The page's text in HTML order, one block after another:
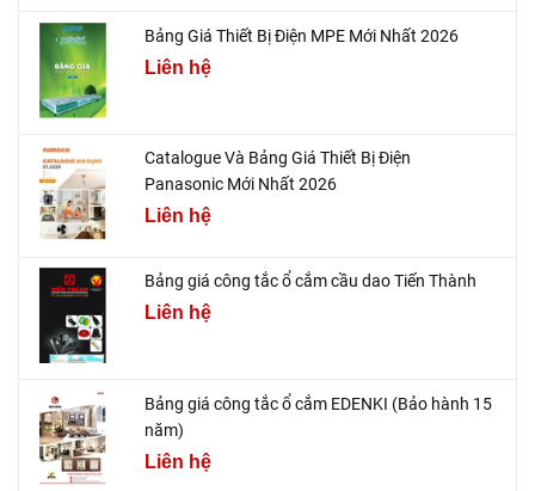
Bảng Giá Thiết Bị Điện MPE Mới Nhất 2026
Liên hệ
Catalogue Và Bảng Giá Thiết Bị Điện
Panasonic Mới Nhất 2026
Liên hệ
Bảng giá công tắc ổ cắm cầu dao Tiến Thành
Liên hệ
Bảng giá công tắc ổ cắm EDENKI (Bảo hành 15
năm)
Liên hệ